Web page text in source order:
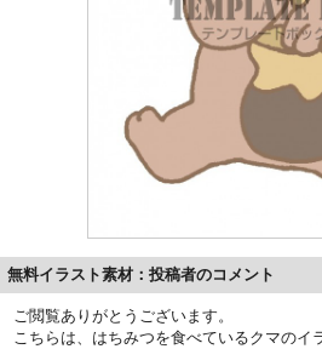
無料イラスト素材：投稿者のコメント
ご閲覧ありがとうございます。
こちらは、はちみつを食べているクマのイ